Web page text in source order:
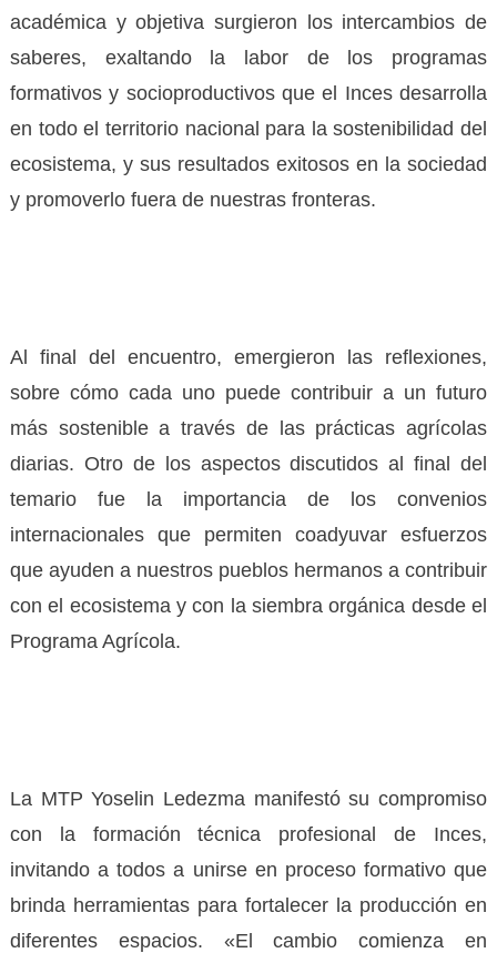
académica y objetiva surgieron los intercambios de
saberes, exaltando la labor de los programas
formativos y socioproductivos que el Inces desarrolla
en todo el territorio nacional para la sostenibilidad del
ecosistema, y sus resultados exitosos en la sociedad
y promoverlo fuera de nuestras fronteras.
Al final del encuentro, emergieron las reflexiones,
sobre cómo cada uno puede contribuir a un futuro
más sostenible a través de las prácticas agrícolas
diarias. Otro de los aspectos discutidos al final del
temario fue la importancia de los convenios
internacionales que permiten coadyuvar esfuerzos
que ayuden a nuestros pueblos hermanos a contribuir
con el ecosistema y con la siembra orgánica desde el
Programa Agrícola.
La MTP Yoselin Ledezma manifestó su compromiso
con la formación técnica profesional de Inces,
invitando a todos a unirse en proceso formativo que
brinda herramientas para fortalecer la producción en
diferentes espacios. «El cambio comienza en